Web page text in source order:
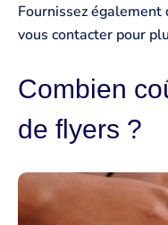
Fournissez
vous contacter pour
Combien
de flyers ?